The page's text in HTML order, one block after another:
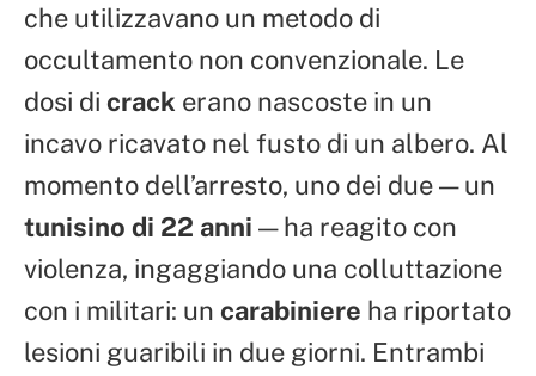
che utilizzavano un metodo di
occultamento non convenzionale. Le
dosi di crack erano nascoste in un
incavo ricavato nel fusto di un albero. Al
momento dell’arresto, uno dei due — un
tunisino di 22 anni — ha reagito con
violenza, ingaggiando una colluttazione
con i militari: un carabiniere ha riportato
lesioni guaribili in due giorni. Entrambi